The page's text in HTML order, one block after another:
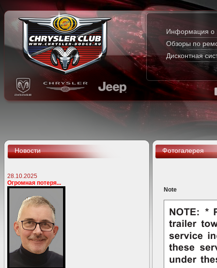
Информация о
Обзоры по
Дисконтная
Новости
28.10.2025
Огромная потеря...
Фотогалерея
Note